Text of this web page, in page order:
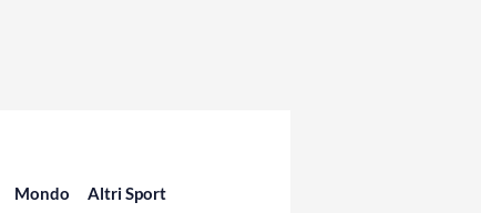
Mondo Altri Sport